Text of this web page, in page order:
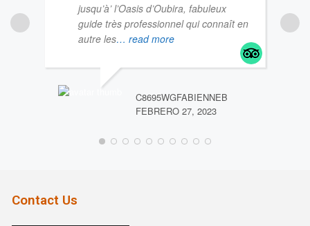
jusqu’à’ l’Oasis d’Oubira, fabuleux
guide très professionnel qui connaît en
autre les… read more
C8695WGFABIENNEB
FEBRERO 27, 2023
Contact Us